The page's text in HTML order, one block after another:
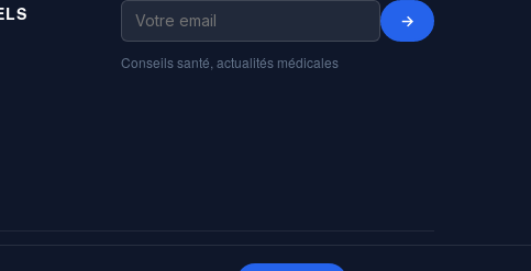
→
Conseils santé, actualités médicales